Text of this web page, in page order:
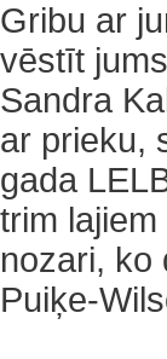
Gribu ar
vēstīt
Sandra
ar prieku,
gada
trim
nozari, ko
Puiķe-